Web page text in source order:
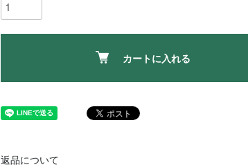
カートに入れる
返品について